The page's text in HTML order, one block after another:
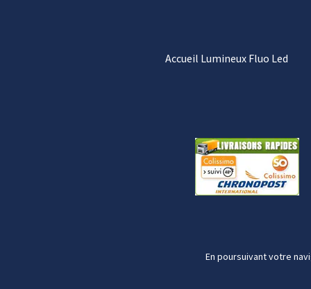
Accueil Lumineux Fluo Led
En poursuivant votre